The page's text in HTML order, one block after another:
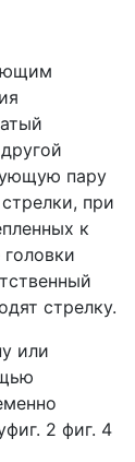
пару
при
к
стрелку.
или
2 фиг. 4